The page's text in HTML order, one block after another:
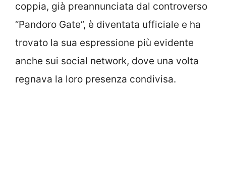
coppia, già preannunciata dal controverso
“Pandoro Gate”, è diventata ufficiale e ha
trovato la sua espressione più evidente
anche sui social network, dove una volta
regnava la loro presenza condivisa.